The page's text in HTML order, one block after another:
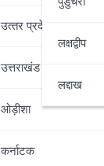
उत्‍तर प्रदेश
उत्तराखंड
ओड़ीशा
कर्नाटक
लक्षद्वीप
लद्दाख